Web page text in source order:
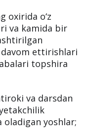
oxirida o‘z
va kamida bir
davom ettirishlari
topshira
va darsdan
yoshlar;